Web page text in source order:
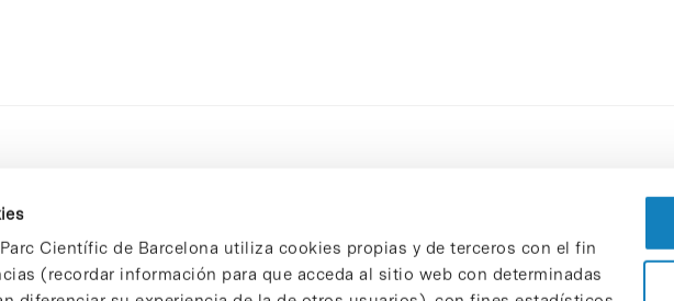
Científic de Barcelona utiliza cookies propias y de terceros con el fin
(recordar información para que acceda al sitio web con determinadas